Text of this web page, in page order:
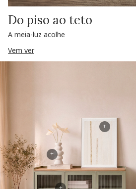
Do piso ao teto
A meia-luz acolhe
Vem ver
+
+